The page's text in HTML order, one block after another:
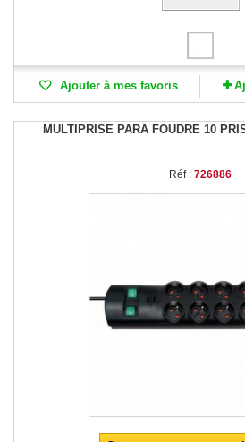
Ajouter à mes favoris
MULTIPRISE PARA FOUDRE 10
Réf : 726886